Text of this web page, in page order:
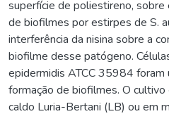
superfície de poliestireno,
de biofilmes por estirpes de S.
interferência da nisina sobre a
biofilme desse patógeno.
epidermidis ATCC 35984 foram
formação de biofilmes. O
caldo Luria-Bertani (LB) ou em